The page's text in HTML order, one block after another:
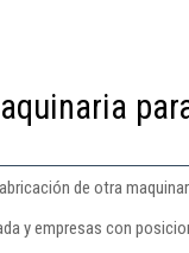
de otra
y empresas con